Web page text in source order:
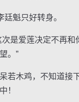
魁只好转身。
爱莲决定不再和
。”
木鸡，不知道接下
！